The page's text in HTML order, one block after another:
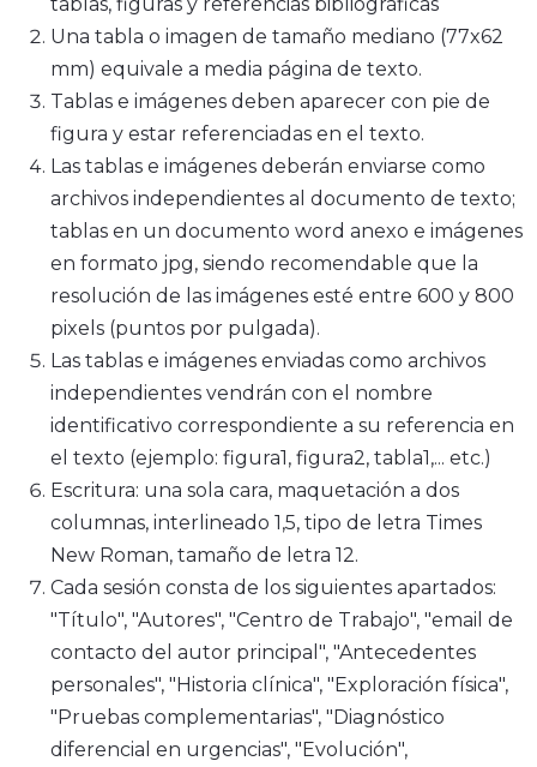
Una tabla o imagen de tamaño mediano (77x62
mm) equivale a media página de texto.
Tablas e imágenes deben aparecer con pie de
figura y estar referenciadas en el texto.
Las tablas e imágenes deberán enviarse como
archivos independientes al documento de texto;
tablas en un documento word anexo e imágenes
en formato jpg, siendo recomendable que la
resolución de las imágenes esté entre 600 y 800
pixels (puntos por pulgada).
Las tablas e imágenes enviadas como archivos
independientes vendrán con el nombre
identificativo correspondiente a su referencia en
el texto (ejemplo: figura1, figura2, tabla1,... etc.)
Escritura: una sola cara, maquetación a dos
columnas, interlineado 1,5, tipo de letra Times
New Roman, tamaño de letra 12.
Cada sesión consta de los siguientes apartados:
"Título", "Autores", "Centro de Trabajo", "email de
contacto del autor principal", "Antecedentes
personales", "Historia clínica", "Exploración física",
"Pruebas complementarias", "Diagnóstico
diferencial en urgencias", "Evolución",